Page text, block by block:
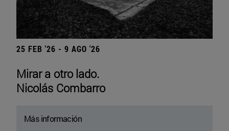
25 FEB '26 - 9 AGO '26
Mirar a otro lado.
Nicolás Combarro
Más información